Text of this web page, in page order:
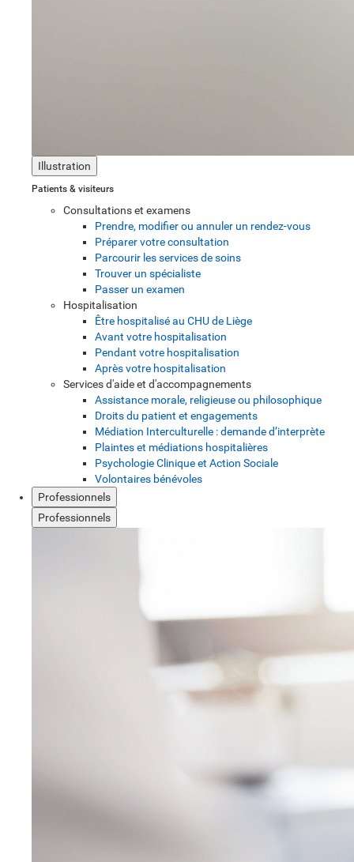
Illustration
Patients & visiteurs
Consultations et examens
Prendre, modifier ou annuler un rendez-vous
Préparer votre consultation
Parcourir les services de soins
Trouver un spécialiste
Passer un examen
Hospitalisation
Être hospitalisé au CHU de Liège
Avant votre hospitalisation
Pendant votre hospitalisation
Après votre hospitalisation
Services d'aide et d'accompagnements
Assistance morale, religieuse ou philosophique
Droits du patient et engagements
Médiation Interculturelle : demande d’interprète
Plaintes et médiations hospitalières
Psychologie Clinique et Action Sociale
Volontaires bénévoles
Professionnels
Professionnels